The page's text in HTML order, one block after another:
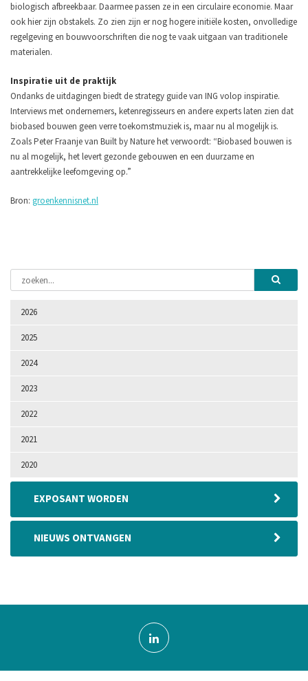
2026
2025
2024
2023
2022
2021
2020
EXPOSANT WORDEN
NIEUWS ONTVANGEN
biologisch afbreekbaar. Daarmee passen ze in een circulaire economie. Maar
ook hier zijn obstakels. Zo zien zijn er nog hogere initiële kosten, onvolledige
regelgeving en bouwvoorschriften die nog te vaak uitgaan van traditionele
materialen.
Inspiratie uit de praktijk
Ondanks de uitdagingen biedt de strategy guide van ING volop inspiratie.
Interviews met ondernemers, ketenregisseurs en andere experts laten zien dat
biobased bouwen geen verre toekomstmuziek is, maar nu al mogelijk is.
Zoals Peter Fraanje van Built by Nature het verwoordt: “Biobased bouwen is
nu al mogelijk, het levert gezonde gebouwen en een duurzame en
aantrekkelijke leefomgeving op.”
Bron: groenkennisnet.nl